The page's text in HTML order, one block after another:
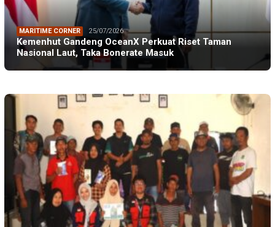
MARITIME CORNER 25/07/2026
Kemenhut Gandeng OceanX Perkuat Riset Taman
Nasional Laut, Taka Bonerate Masuk